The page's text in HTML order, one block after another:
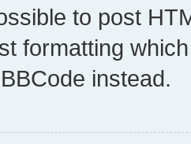
to post
formatting
instead.